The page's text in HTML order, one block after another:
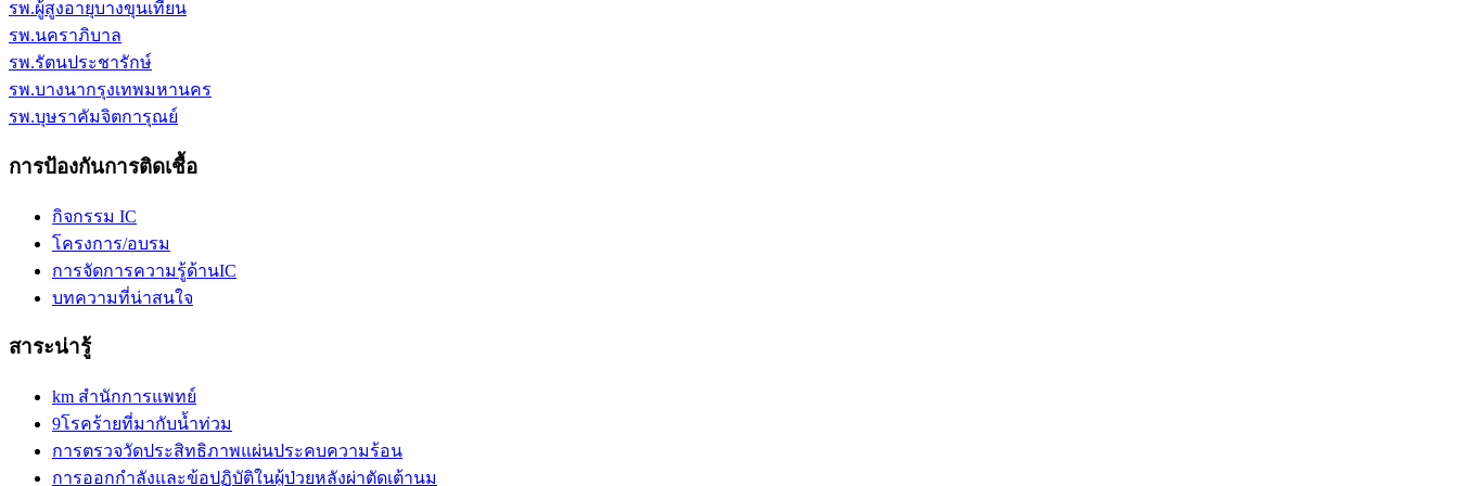
รพ.ผู้สูงอายุบางขุนเทียน
รพ.นคราภิบาล
รพ.รัตนประชารักษ์
รพ.บางนากรุงเทพมหานคร
รพ.บุษราคัมจิตการุณย์
การป้องกันการติดเชื้อ
กิจกรรม IC
โครงการ/อบรม
การจัดการความรู้ด้านIC
บทความที่น่าสนใจ
สาระน่ารู้
km สำนักการแพทย์
9โรคร้ายที่มากับน้ำท่วม
การตรวจวัดประสิทธิภาพแผ่นประคบความร้อน
การออกกำลังและข้อปฏิบัติในผู้ป่วยหลังผ่าตัดเต้านม